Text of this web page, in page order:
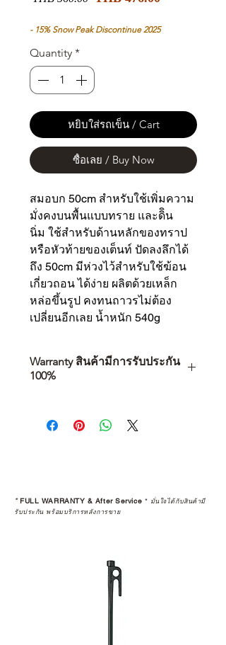
- 15% Snow Peak Discontinue 2025
Quantity *
หยิบใส่รถเข็น / Cart
ซื้อเลย / Buy Now
สมอบก 50cm สำหรับใช้เพิ่มความ
มั่งคงบนพื้นแบบทราย และดิิน
นิ่ม ใช้สำหรับด้านหลักของทราป
หรือหัวท้ายของเต็นท์ ปัดลงลึกได้
ถึง 50cm มีห่วงไว้สำหรับใช้ฆ้อน
เกี่ยวถอน ได้ง่าย ผลิตด้วยเหล็ก
หล่อขึ้นรูป คงทนถาวรไม่ต้อง
เปลี่ยนอีกเลย น้ำหนัก 540g
Warranty สินค้ามีการรับประกัน
100%
คุณตัดสินใจซื้อ แต่รวมไปถึง
“ประสบการณ์หลังการใช้งาน” ใน
STUDIO และร้านตัวแทนจำหน่ายที่
ได้รับการแต่งตั้งอย่างเป็นทางการ จะ
มาตรฐานของแบรนด์ ไม่ว่าจะ
เป็นการให้คำแนะนำ การดูแลสินค้า
หรือการแก้ไขปัญหาที่อาจเกิดขึ้นใน
*FULL WARRANTY & After Service * มั่นใจได้กับสินค้ามี
รับประกัน พร้อมบริการหลังการขาย